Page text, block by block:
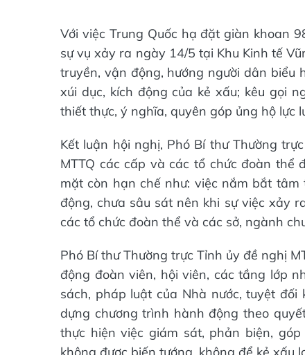
Với việc Trung Quốc hạ đặt giàn khoan
sự vụ xảy ra ngày 14/5 tại Khu Kinh tế
truyền, vận động, hướng người dân biểu
xúi dục, kích động của kẻ xấu; kêu gọi
thiết thực, ý nghĩa, quyên góp ủng hộ
Kết luận hội nghị, Phó Bí thư Thường
MTTQ các cấp và các tổ chức đoàn
mặt còn hạn chế như: việc nắm bắt
động, chưa sâu sát nên khi sự việc xảy
các tổ chức đoàn thể và các sở, ngành
Phó Bí thư Thường trực Tỉnh ủy đề nghị
động đoàn viên, hội viên, các tầng lớp
sách, pháp luật của Nhà nước, tuyệt
dựng chương trình hành động theo
thực hiện việc giám sát, phản biện,